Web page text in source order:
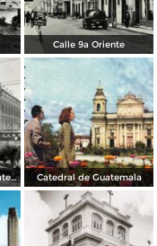
Calle 9a Oriente
Teatro Nacional de Guatemala Catedral de Guatemala